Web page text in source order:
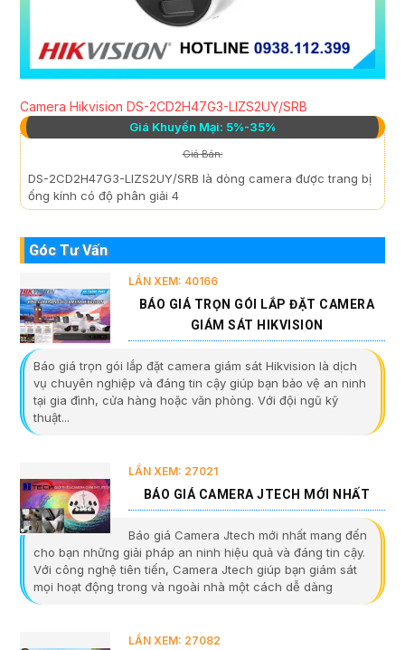
Camera Hikvision DS-2CD2H47G3-LIZS2UY/SRB
Giá Khuyến Mại: 5%-35%
Giá Bán:
DS-2CD2H47G3-LIZS2UY/SRB là dòng camera được trang bị
ống kính có độ phân giải 4
Góc Tư Vấn
LẦN XEM: 40166
BÁO GIÁ TRỌN GÓI LẮP ĐẶT CAMERA
GIÁM SÁT HIKVISION
Báo giá trọn gói lắp đặt camera giám sát Hikvision là dịch
vụ chuyên nghiệp và đáng tin cậy giúp bạn bảo vệ an ninh
tại gia đình, cửa hàng hoặc văn phòng. Với đội ngũ kỹ
thuật...
LẦN XEM: 27021
BÁO GIÁ CAMERA JTECH MỚI NHẤT
Báo giá Camera Jtech mới nhất mang đến
cho bạn những giải pháp an ninh hiệu quả và đáng tin cậy.
Với công nghệ tiên tiến, Camera Jtech giúp bạn giám sát
mọi hoạt động trong và ngoài nhà một cách dễ dàng
LẦN XEM: 27082